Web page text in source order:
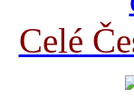
Celé